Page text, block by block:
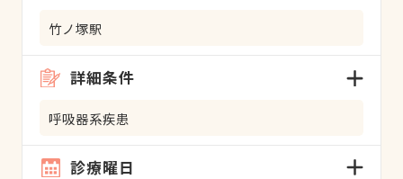
竹ノ塚駅
詳細条件
呼吸器系疾患
診療曜日